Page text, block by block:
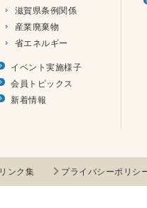
滋賀県条例関係
産業廃棄物
省エネルギー
イベント実施様子
会員トピックス
新着情報
リンク集 プライバシーポリシ